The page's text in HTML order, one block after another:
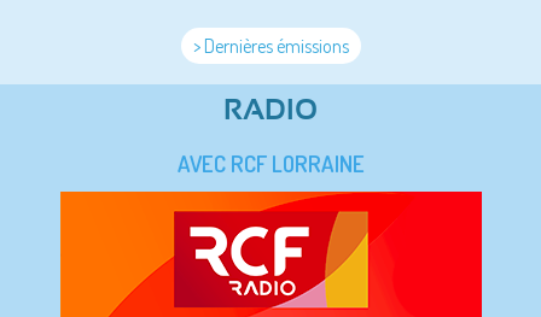
> Dernières émissions
RADIO
AVEC RCF LORRAINE